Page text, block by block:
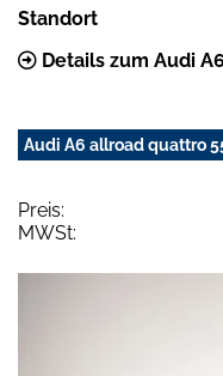
Standort
Details zum Audi
Audi A6 allroad quattro
Preis:
MWSt: